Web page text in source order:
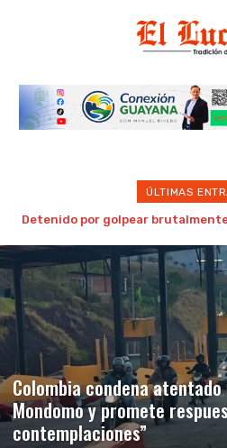
ÚLTIMAS
OPS/OMS y Venezuela
Colombia condena
Mondomo y promete
contemplaciones”